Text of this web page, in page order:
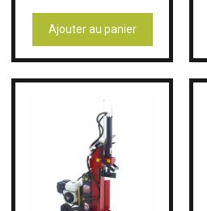
Ajouter au panier